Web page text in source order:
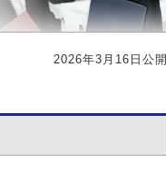
2026年3月16日公開